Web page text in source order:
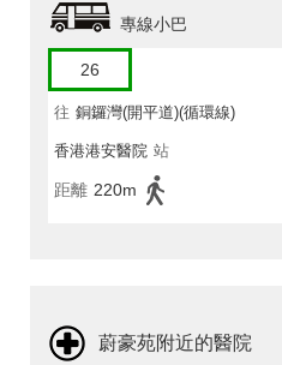
專線小巴
26
往 銅鑼灣(開平道)(循環線)
香港港安醫院 站
距離 220m
蔚豪苑附近的醫院